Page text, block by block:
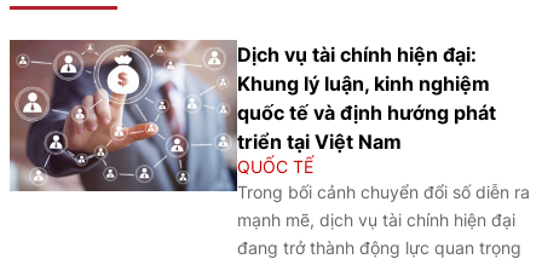
Dịch vụ tài chính hiện đại:
Khung lý luận, kinh nghiệm
quốc tế và định hướng phát
triển tại Việt Nam
QUỐC TẾ
Trong bối cảnh chuyển đổi số diễn ra
mạnh mẽ, dịch vụ tài chính hiện đại
đang trở thành động lực quan trọng